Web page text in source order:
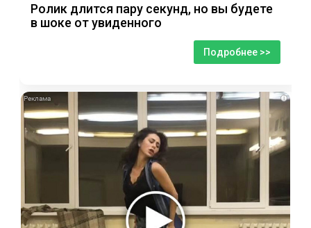
Ролик длится пару секунд, но вы будете
в шоке от увиденного
Подробнее >>
i